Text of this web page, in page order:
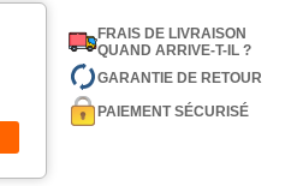
FRAIS DE LIVRAISON
QUAND ARRIVE-T-IL ?
GARANTIE DE RETOUR
PAIEMENT SÉCURISÉ